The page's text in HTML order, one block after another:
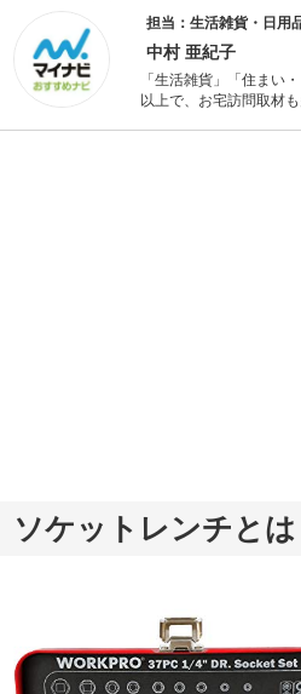
担当：生活雑貨・日用
中村 亜紀子
「生活雑貨」「住まい
以上で、お宅訪問取材
ソケットレンチとは